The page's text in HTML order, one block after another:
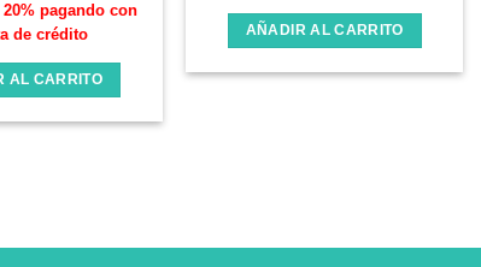
20% pagando con
de crédito
AL CARRITO
AÑADIR AL CARRITO